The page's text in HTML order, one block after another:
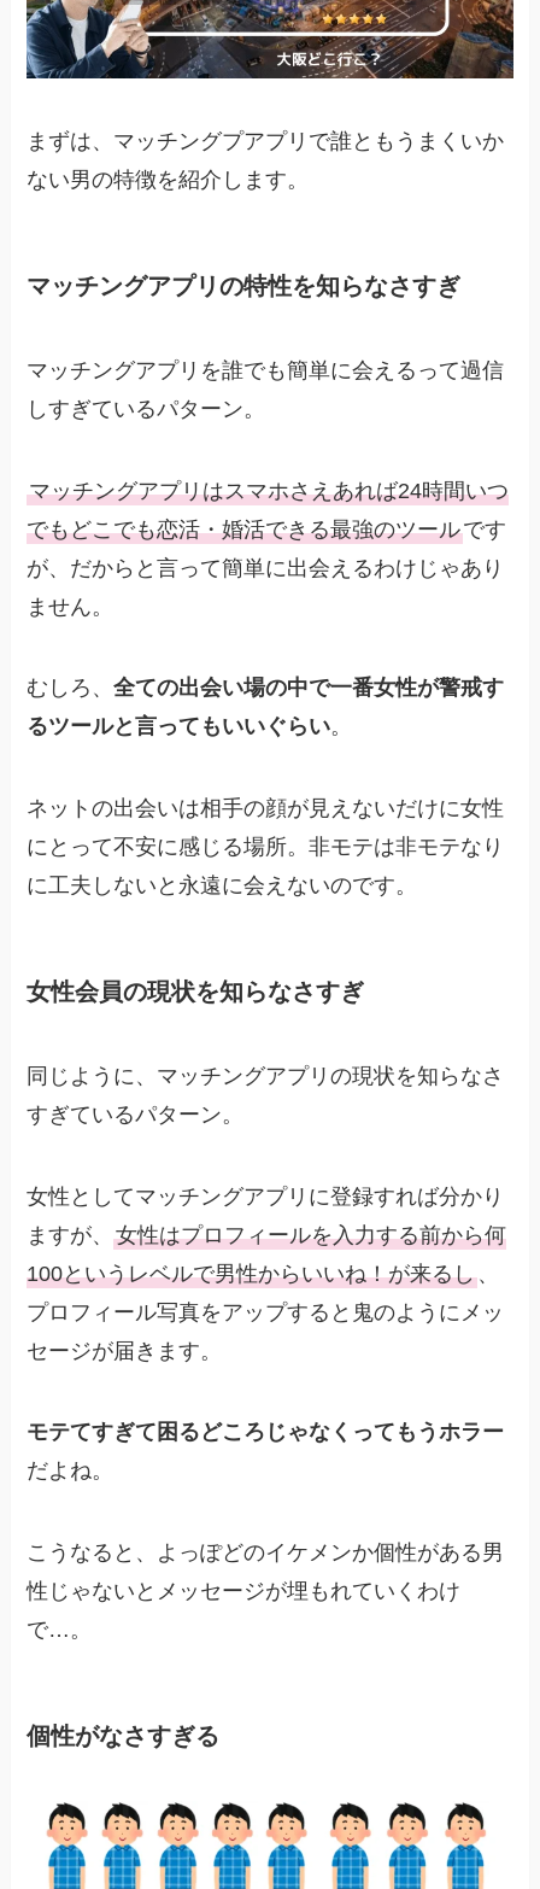
まずは、マッチングプアプリで誰ともうまくいか
ない男の特徴を紹介します。
マッチングアプリの特性を知らなさすぎ
マッチングアプリを誰でも簡単に会えるって過信
しすぎているパターン。
マッチングアプリはスマホさえあれば24時間いつ
でもどこでも恋活・婚活できる最強のツールです
が、だからと言って簡単に出会えるわけじゃあり
ません。
むしろ、全ての出会い場の中で一番女性が警戒す
るツールと言ってもいいぐらい。
ネットの出会いは相手の顔が見えないだけに女性
にとって不安に感じる場所。非モテは非モテなり
に工夫しないと永遠に会えないのです。
女性会員の現状を知らなさすぎ
同じように、マッチングアプリの現状を知らなさ
すぎているパターン。
女性としてマッチングアプリに登録すれば分かり
ますが、女性はプロフィールを入力する前から何
100というレベルで男性からいいね！が来るし、
プロフィール写真をアップすると鬼のようにメッ
セージが届きます。
モテてすぎて困るどころじゃなくってもうホラー
だよね。
こうなると、よっぽどのイケメンか個性がある男
性じゃないとメッセージが埋もれていくわけ
で…。
個性がなさすぎる